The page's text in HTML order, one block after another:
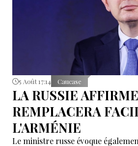
5 Août 17:14 Caucase
LA RUSSIE
REMPLACERA
L'ARMÉNIE
Le ministre russe évoque